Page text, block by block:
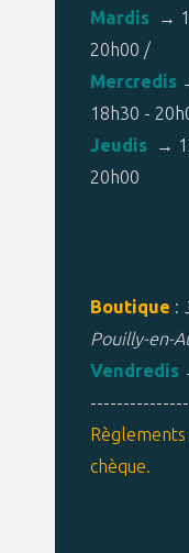
Mardis →
20h00 /
Mercredis
18h30 -
Jeudis →
20h00
Boutique :
Pouilly-en-
Vendredis
chèque.